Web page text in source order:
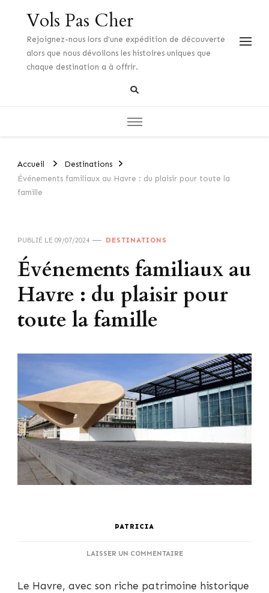
Vols Pas Cher
Rejoignez-nous lors d'une expédition de découverte
alors que nous dévoilons les histoires uniques que
chaque destination a à offrir.
Accueil
Destinations
Événements familiaux au Havre : du plaisir pour toute la
famille
PUBLIÉ LE 09/07/2024 DESTINATIONS
Événements familiaux au
Havre : du plaisir pour
toute la famille
PATRICIA
LAISSER UN COMMENTAIRESUR
AU
Le Havre, avec son riche patrimoine historique